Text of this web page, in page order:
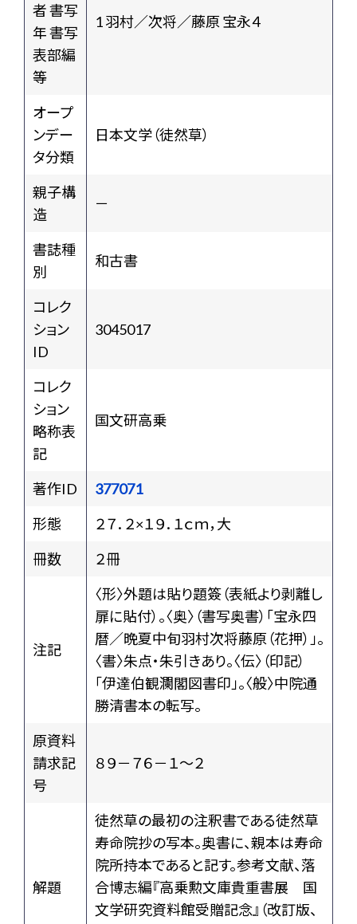
者 書写
年 書写
表部編
等
1 羽村／次将／藤原 宝永４
オープ
ンデー
タ分類
日本文学（徒然草）
親子構
造
－
書誌種
別
和古書
コレク
ション
ID
3045017
コレク
ション
略称表
記
国文研高乗
著作ID
377071
形態
２７．２×１９．１ｃｍ，大
冊数
２冊
注記
〈形〉外題は貼り題簽（表紙より剥離し
扉に貼付）。〈奥〉（書写奥書）「宝永四
暦／晩夏中旬羽村次将藤原（花押）」。
〈書〉朱点・朱引きあり。〈伝〉（印記）
「伊達伯観瀾閣図書印」。〈般〉中院通
勝清書本の転写。
原資料
請求記
号
８９－７６－１～２
解題
徒然草の最初の注釈書である徒然草
寿命院抄の写本。奥書に、親本は寿命
院所持本であると記す。参考文献、落
合博志編『高乗勲文庫貴重書展 国
文学研究資料館受贈記念』（改訂版、